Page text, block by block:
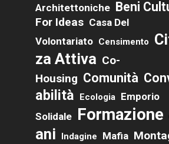
Architettoniche Beni
For Ideas Casa Del
Volontariato Censimento
Za Attiva Co-
Housing Comunità
Abilità
Ecologia Emporio
Solidale Formazione
Ani
Indagine Mafia